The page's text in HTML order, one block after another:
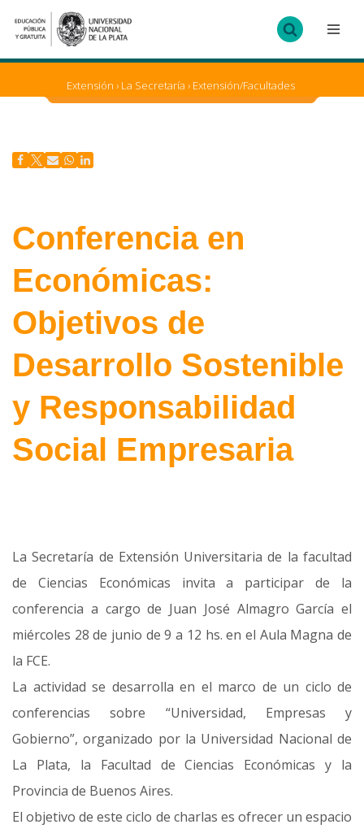
Ir
al
Extensión › La Secretaría › Extensión/Facultades
Conferencia en
Económicas:
Objetivos de
Desarrollo Sostenible
y Responsabilidad
Social Empresaria
La Secretaría de Extensión Universitaria de la facultad
de Ciencias Económicas invita a participar de la
conferencia a cargo de Juan José Almagro García el
miércoles 28 de junio de 9 a 12 hs. en el Aula Magna de
la FCE.
La actividad se desarrolla en el marco de un ciclo de
conferencias sobre “Universidad, Empresas y
Gobierno”, organizado por la Universidad Nacional de
La Plata, la Facultad de Ciencias Económicas y la
Provincia de Buenos Aires.
El objetivo de este ciclo de charlas es ofrecer un espacio